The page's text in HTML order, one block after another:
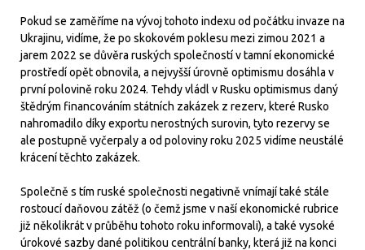
Pokud se zaměříme na vývoj tohoto indexu od počátku invaze na
Ukrajinu, vidíme, že po skokovém poklesu mezi zimou 2021 a
jarem 2022 se důvěra ruských společností v tamní ekonomické
prostředí opět obnovila, a nejvyšší úrovně optimismu dosáhla v
první polovině roku 2024. Tehdy vládl v Rusku optimismus daný
štědrým financováním státních zakázek z rezerv, které Rusko
nahromadilo díky exportu nerostných surovin, tyto rezervy se
ale postupně vyčerpaly a od poloviny roku 2025 vidíme neustálé
krácení těchto zakázek.
Společně s tím ruské společnosti negativně vnímají také stále
rostoucí daňovou zátěž (o čemž jsme v naší ekonomické rubrice
již několikrát v průběhu tohoto roku informovali), a také vysoké
úrokové sazby dané politikou centrální banky, která již na konci